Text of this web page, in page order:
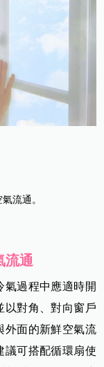
流通。
流通
氣過程中應適時開
以對角、對向窗戶
外面的新鮮空氣流
議可搭配循環扇使